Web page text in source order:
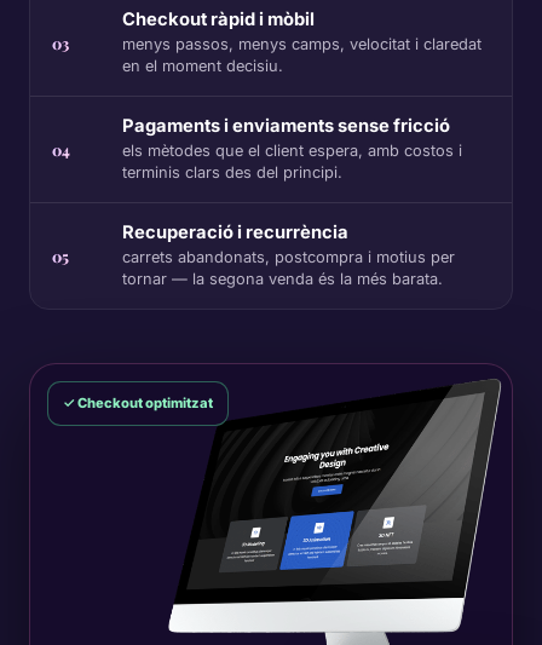
03
Checkout ràpid i mòbil
menys passos, menys camps, velocitat i claredat
en el moment decisiu.
04
Pagaments i enviaments sense fricció
els mètodes que el client espera, amb costos i
terminis clars des del principi.
05
Recuperació i recurrència
carrets abandonats, postcompra i motius per
tornar — la segona venda és la més barata.
✓ Checkout optimitzat